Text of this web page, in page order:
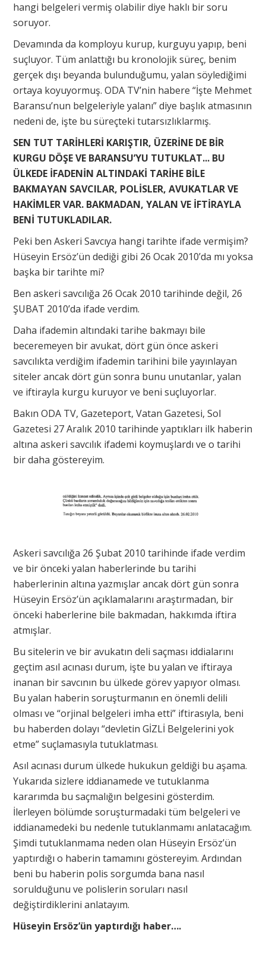
hangi belgeleri vermiş olabilir diye haklı bir soru
soruyor.
Devamında da komployu kurup, kurguyu yapıp, beni
suçluyor. Tüm anlattığı bu kronolojik süreç, benim
gerçek dışı beyanda bulunduğumu, yalan söylediğimi
ortaya koyuyormuş. ODA TV’nin habere “İşte Mehmet
Baransu’nun belgeleriyle yalanı” diye başlık atmasının
nedeni de, işte bu süreçteki tutarsızlıklarmış.
SEN TUT TARİHLERİ KARIŞTIR, ÜZERİNE DE BİR
KURGU DÖŞE VE BARANSU’YU TUTUKLAT... BU
ÜLKEDE İFADENİN ALTINDAKİ TARİHE BİLE
BAKMAYAN SAVCILAR, POLİSLER, AVUKATLAR VE
HAKİMLER VAR. BAKMADAN, YALAN VE İFTİRAYLA
BENİ TUTUKLADILAR.
Peki ben Askeri Savcıya hangi tarihte ifade vermişim?
Hüseyin Ersöz’ün dediği gibi 26 Ocak 2010’da mı yoksa
başka bir tarihte mi?
Ben askeri savcılığa 26 Ocak 2010 tarihinde değil, 26
ŞUBAT 2010’da ifade verdim.
Daha ifademin altındaki tarihe bakmayı bile
beceremeyen bir avukat, dört gün önce askeri
savcılıkta verdiğim ifademin tarihini bile yayınlayan
siteler ancak dört gün sonra bunu unutanlar, yalan
ve iftirayla kurgu kuruyor ve beni suçluyorlar.
Bakın ODA TV, Gazeteport, Vatan Gazetesi, Sol
Gazetesi 27 Aralık 2010 tarihinde yaptıkları ilk haberin
altına askeri savcılık ifademi koymuşlardı ve o tarihi
bir daha göstereyim.
Askeri savcılığa 26 Şubat 2010 tarihinde ifade verdim
ve bir önceki yalan haberlerinde bu tarihi
haberlerinin altına yazmışlar ancak dört gün sonra
Hüseyin Ersöz’ün açıklamalarını araştırmadan, bir
önceki haberlerine bile bakmadan, hakkımda iftira
atmışlar.
Bu sitelerin ve bir avukatın deli saçması iddialarını
geçtim asıl acınası durum, işte bu yalan ve iftiraya
inanan bir savcının bu ülkede görev yapıyor olması.
Bu yalan haberin soruşturmanın en önemli delili
olması ve “orjinal belgeleri imha etti” iftirasıyla, beni
bu haberden dolayı “devletin GİZLİ Belgelerini yok
etme” suçlamasıyla tutuklatması.
Asıl acınası durum ülkede hukukun geldiği bu aşama.
Yukarıda sizlere iddianamede ve tutuklanma
kararımda bu saçmalığın belgesini gösterdim.
İlerleyen bölümde soruşturmadaki tüm belgeleri ve
iddianamedeki bu nedenle tutuklanmamı anlatacağım.
Şimdi tutuklanmama neden olan Hüseyin Ersöz’ün
yaptırdığı o haberin tamamını göstereyim. Ardından
beni bu haberin polis sorgumda bana nasıl
sorulduğunu ve polislerin soruları nasıl
değiştirdiklerini anlatayım.
Hüseyin Ersöz’ün yaptırdığı haber….